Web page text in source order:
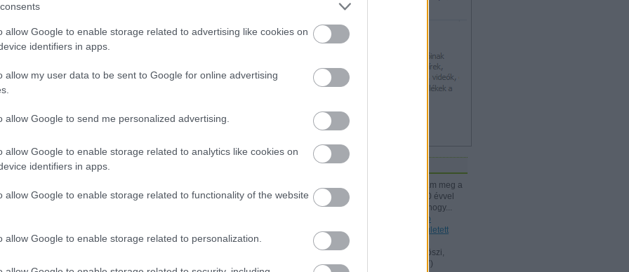
allow Google to enable storage related to advertising like cookies on
identifiers in apps.
allow my user data to be sent to Google for online advertising
allow Google to send me personalized advertising.
allow Google to enable storage related to analytics like cookies on
identifiers in apps.
allow Google to enable storage related to functionality of the website
allow Google to enable storage related to personalization.
Friss topikok
Nagymamámtól kaptam meg a
25 Kártyatrükköt, amit ő kb. 20 évvel
korábban vehetett. (Jó tudni, hogy...
A Rodolfo
bűvészdobozok - 110 éve született
Rodolfo
Kelle Botond:
@Omcsesz: Köszi,
javítottam.
2024.06.18. 10:17)
0
a Mammutban
minden héten pénteken este 5-től-9-ig a Mammut 1
3. emeletén a Bittersweet csokizóban élő close-up
nyáron szünetel az előadás, de ha minden igaz…
»